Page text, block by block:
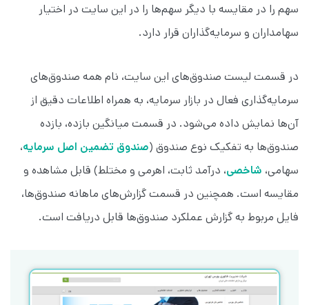
سهم را در مقایسه با دیگر سهم‌‌ها را در این سایت در اختیار
سهامداران و سرمایه‌گذاران قرار دارد.
در قسمت لیست صندوق‌های این سایت، نام همه صندوق‌های
سرمایه‌گذاری فعال در بازار سرمایه، به همراه اطلاعات دقیق از
آن‌ها نمایش داده می‌شود. در قسمت میانگین بازده، بازده
صندوق‌ها به تفکیک نوع صندوق (صندوق تضمین اصل سرمایه،
سهامی، شاخصی، درآمد ثابت، اهرمی و مختلط) قابل مشاهده و
مقایسه است. همچنین در قسمت گزارش‌های ماهانه صندوق‌ها،
فایل مربوط به گزارش عملکرد صندوق‌ها قابل دریافت است.